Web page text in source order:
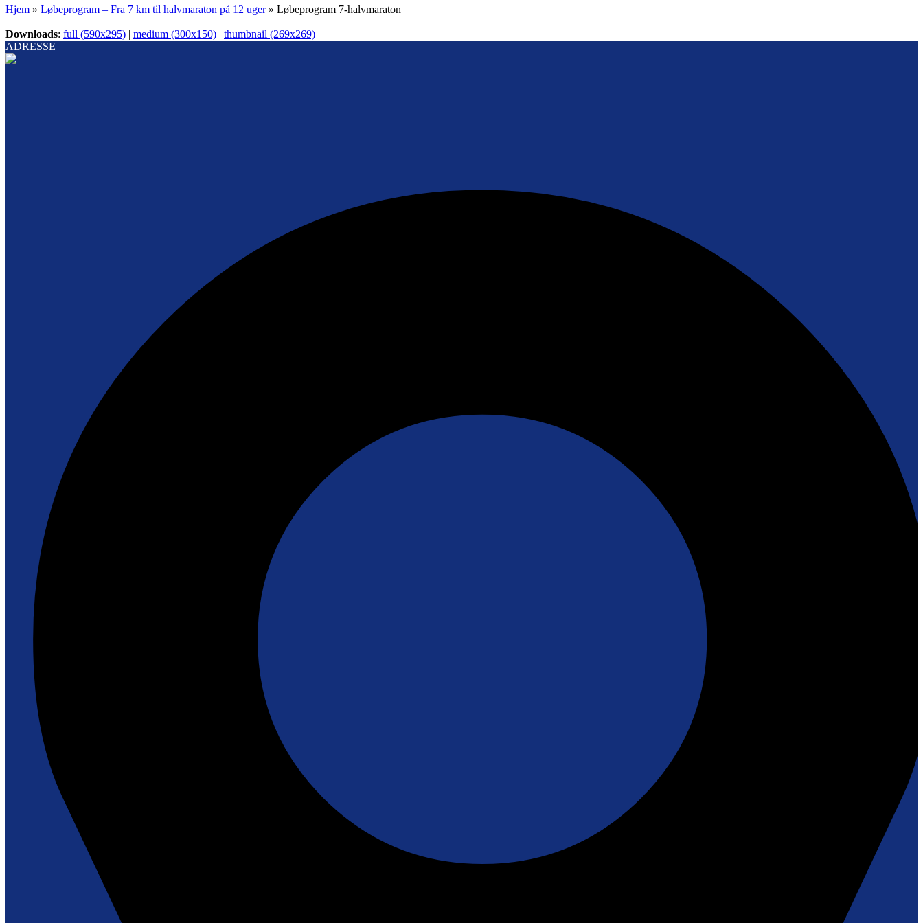
Hjem » Løbeprogram – Fra 7 km til halvmaraton på 12 uger» Løbeprogram 7-halvmaraton
Downloads: full (590x295) | medium (300x150) | thumbnail (269x269)
ADRESSE